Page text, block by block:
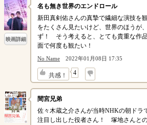
映画詳細
名も無き世界のエンドロール
新田真剣佑さんの真摯で繊細な演技を
をたくさん見たいけど、世界のほうが
ず！ そう考えると、とても貴重な作
面で何度も観たい！
No Name 2022年01月08日 17:35
共感！ 4
↓
間宮兄弟
佐々木蔵之介さんが当時NHKの朝ドラ
注目し出した役者さん！ 塚地さんと